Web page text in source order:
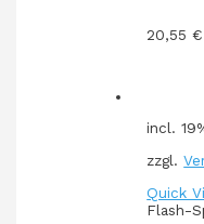
20,55€
incl.
zzgl.
Quick
Flash-